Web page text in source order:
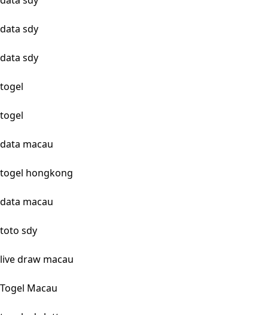
data sdy
data sdy
togel
togel
data macau
togel hongkong
data macau
toto sdy
live draw macau
Togel Macau